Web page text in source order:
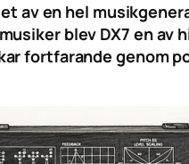
av en hel
blev DX7 en av
fortfarande genom